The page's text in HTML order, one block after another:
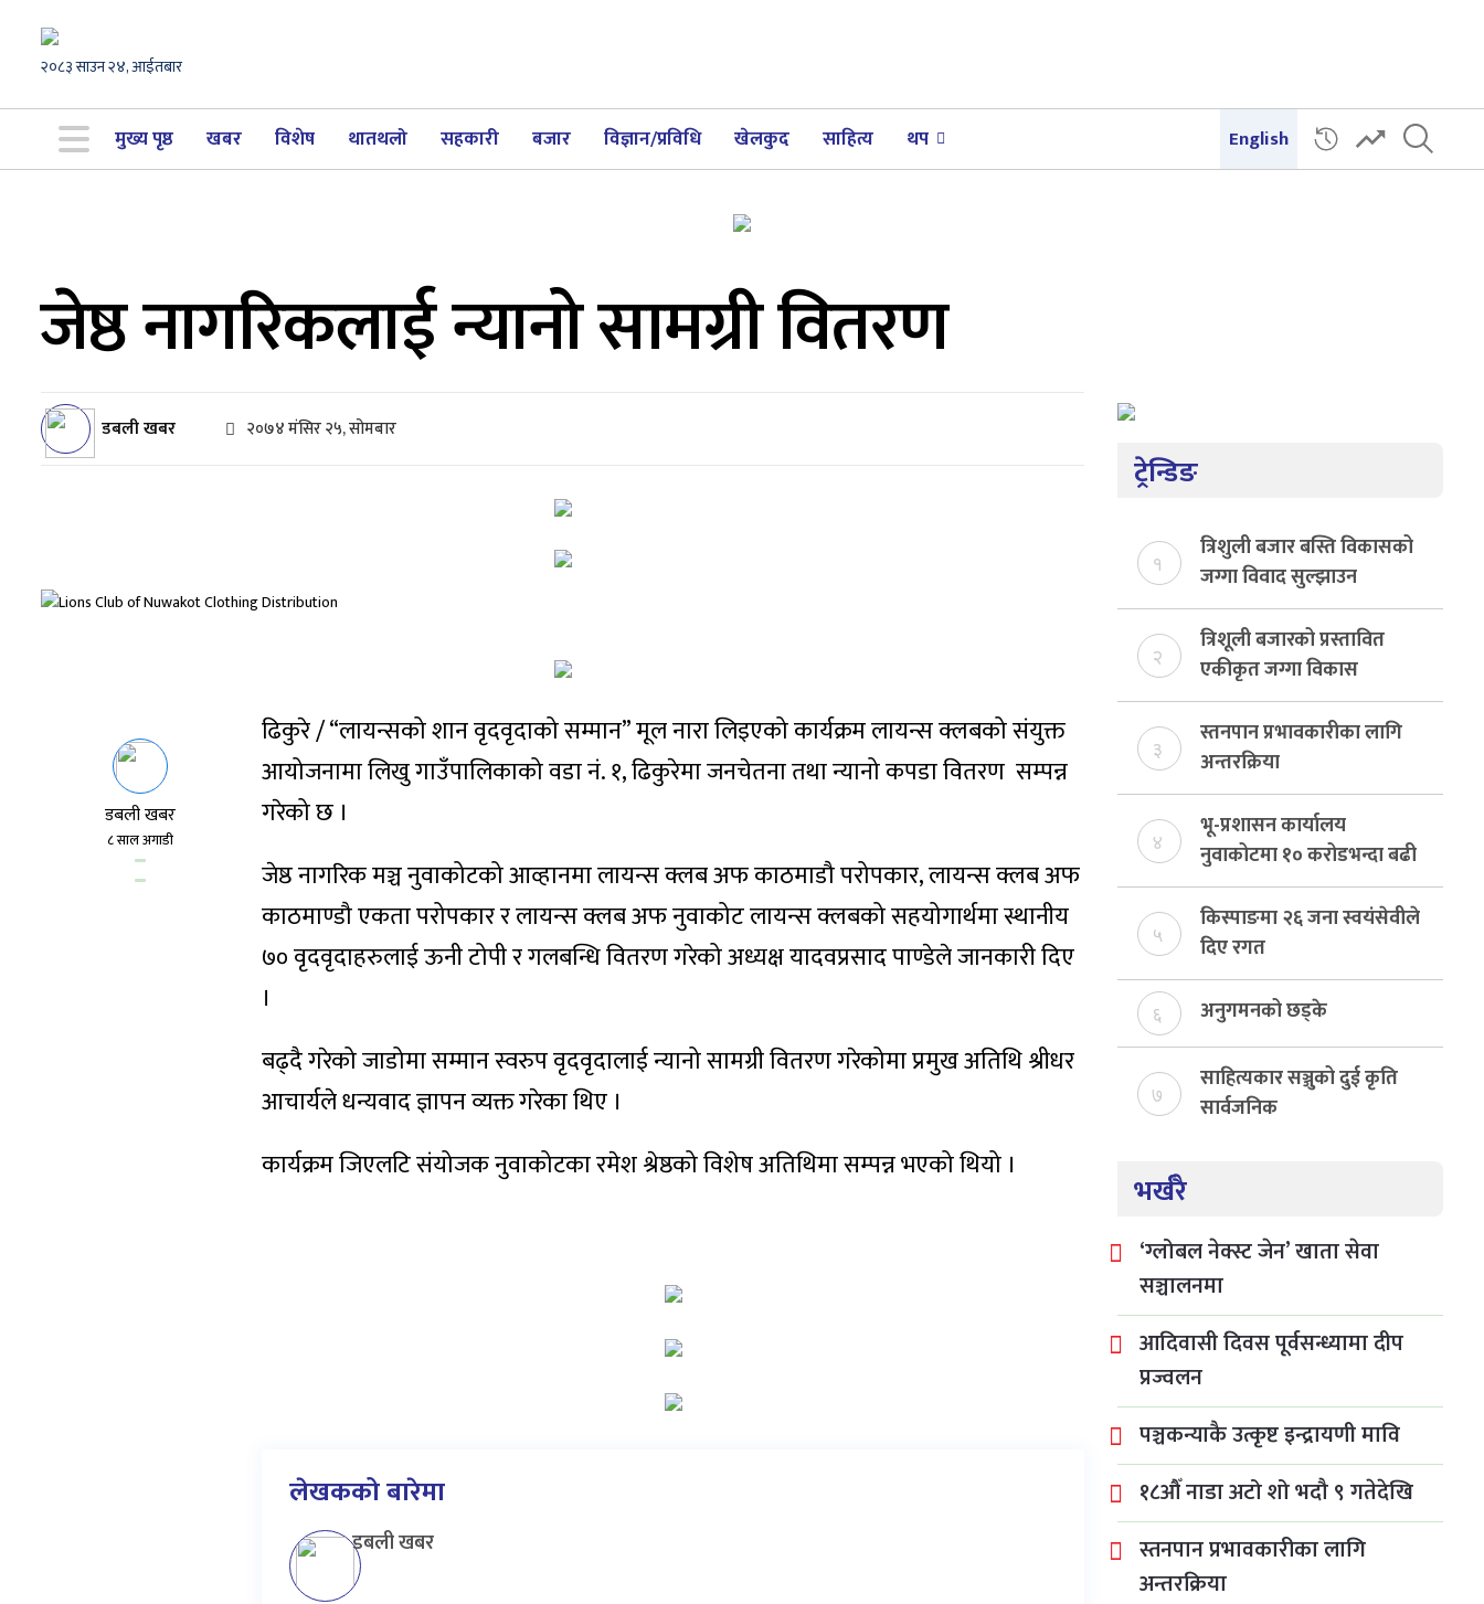
२०८३ साउन २४, आईतबार
मुख्य पृष्ठ खबर विशेष थातथलो सहकारी बजार विज्ञान/प्रविधि खेलकुद साहित्य थप English
जेष्ठ नागरिकलाई न्यानो सामग्री वितरण
डबली खबर २०७४ मंसिर २५, सोमबार
डबली खबर
८ साल अगाडी
ढिकुरे / “लायन्सको शान वृदवृदाको सम्मान” मूल नारा लिइएको कार्यक्रम लायन्स क्लबको संयुक्त
आयोजनामा लिखु गाउँपालिकाको वडा नं. १, ढिकुरेमा जनचेतना तथा न्यानो कपडा वितरण सम्पन्न
गरेको छ ।
जेष्ठ नागरिक मञ्च नुवाकोटको आव्हानमा लायन्स क्लब अफ काठमाडौ परोपकार, लायन्स क्लब अफ
काठमाण्डौ एकता परोपकार र लायन्स क्लब अफ नुवाकोट लायन्स क्लबको सहयोगार्थमा स्थानीय
७० वृदवृदाहरुलाई ऊनी टोपी र गलबन्धि वितरण गरेको अध्यक्ष यादवप्रसाद पाण्डेले जानकारी दिए
।
बढ्दै गरेको जाडोमा सम्मान स्वरुप वृदवृदालाई न्यानो सामग्री वितरण गरेकोमा प्रमुख अतिथि श्रीधर
आचार्यले धन्यवाद ज्ञापन व्यक्त गरेका थिए ।
कार्यक्रम जिएलटि संयोजक नुवाकोटका रमेश श्रेष्ठको विशेष अतिथिमा सम्पन्न भएको थियो ।
लेखकको बारेमा
डबली खबर
ट्रेन्डिङ
१
त्रिशुली बजार बस्ति विकासको
जग्गा विवाद सुल्झाउन
संयोजक तोकियो
२
त्रिशूली बजारको प्रस्तावित
एकीकृत जग्गा विकास
योजनाको जग्गा विवादमा
किन?, बस्ति विकास दर्ता नभए
समिति विघटन हुने
३
स्तनपान प्रभावकारीका लागि
अन्तरक्रिया
४
भू-प्रशासन कार्यालय
नुवाकोटमा १० करोडभन्दा बढी
राजस्व संकलन, ७४ प्रतिशत
बेरुजु फर्छयौट
५
किस्पाङमा २६ जना स्वयंसेवीले
दिए रगत
६ अनुगमनको छड्के
७
साहित्यकार सञ्जुको दुई कृति
सार्वजनिक
भर्खरै
‘ग्लोबल नेक्स्ट जेन’ खाता सेवा
सञ्चालनमा
आदिवासी दिवस पूर्वसन्ध्यामा दीप
प्रज्वलन
पञ्चकन्याकै उत्कृष्ट इन्द्रायणी मावि
१८औँ नाडा अटो शो भदौ ९ गतेदेखि
स्तनपान प्रभावकारीका लागि
अन्तरक्रिया